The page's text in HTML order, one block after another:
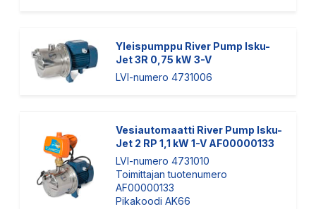
Yleispumppu River Pump Isku-
Jet 3R 0,75 kW 3-V
LVI-numero 4731006
Vesiautomaatti River Pump Isku-
Jet 2 RP 1,1 kW 1-V AF00000133
LVI-numero 4731010
Toimittajan tuotenumero
AF00000133
Pikakoodi AK66